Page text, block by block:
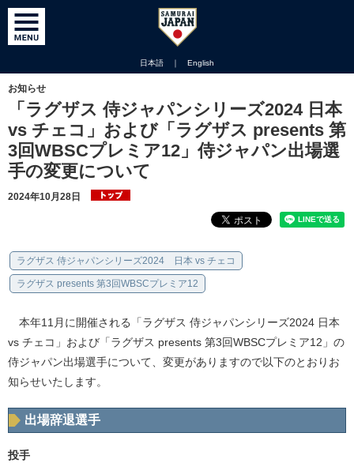
日本語 ｜ English
お知らせ
「ラグザス 侍ジャパンシリーズ2024 日本
vs チェコ」および「ラグザス presents 第
3回WBSCプレミア12」侍ジャパン出場選
手の変更について
2024年10月28日
ラグザス 侍ジャパンシリーズ2024 日本 vs チェコ
ラグザス presents 第3回WBSCプレミア12
本年11月に開催される「ラグザス 侍ジャパンシリーズ2024 日本
vs チェコ」および「ラグザス presents 第3回WBSCプレミア12」の
侍ジャパン出場選手について、変更がありますので以下のとおりお
知らせいたします。
出場辞退選手
投手